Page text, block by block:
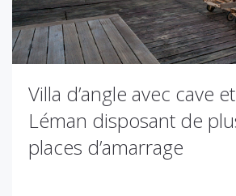
Villa d’angle avec cave
Léman disposant de
places d’amarrage